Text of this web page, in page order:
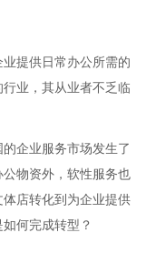
提供日常办公所需的
业，其从业者不乏临
企业服务市场发生了
物资外，软性服务也
店转化到为企业提供
何完成转型？